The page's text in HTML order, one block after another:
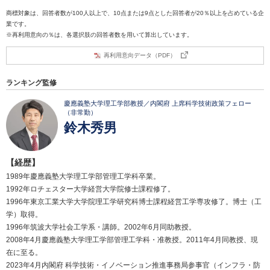
商標対象は、回答者数が100人以上で、10点または9点とした回答者が20％以上を占めている企
業です。
※再利用意向の％は、各選択肢の回答者数を用いて算出しています。
再利用意向データ（PDF）
ランキング監修
慶應義塾大学理工学部教授／内閣府 上席科学技術政策フェロー
（非常勤）
鈴木秀男
【経歴】
1989年慶應義塾大学理工学部管理工学科卒業。
1992年ロチェスター大学経営大学院修士課程修了。
1996年東京工業大学大学院理工学研究科博士課程経営工学専攻修了。博士（工
学）取得。
1996年筑波大学社会工学系・講師。2002年6月同助教授。
2008年4月慶應義塾大学理工学部管理工学科・准教授。2011年4月同教授、現
在に至る。
2023年4月内閣府 科学技術・イノベーション推進事務局参事官（インフラ・防